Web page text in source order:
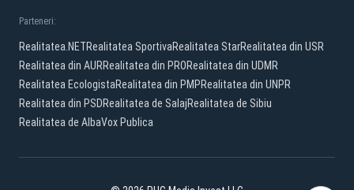
Parteneri:
Realitatea.NETRealitatea SportivaRealitatea StarRealitatea din USR
Realitatea din AURRealitatea din PRORealitatea din UDMR
Realitatea EcologistaRealitatea din PMPRealitatea din UNPR
Realitatea din PSDRealitatea de SalajRealitatea de Sibiu
Realitatea de AlbaVox Publica